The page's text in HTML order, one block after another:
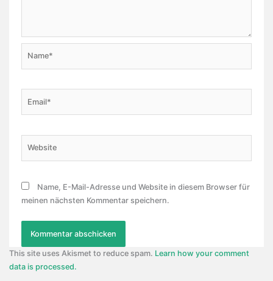
Name, E-Mail-Adresse und Website in diesem Browser für
meinen nächsten Kommentar speichern.
This site uses Akismet to reduce spam. Learn how your comment
data is processed.